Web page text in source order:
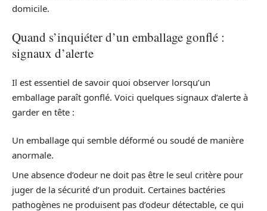
domicile.
Quand s’inquiéter d’un emballage gonflé :
signaux d’alerte
Il est essentiel de savoir quoi observer lorsqu’un
emballage paraît gonflé. Voici quelques signaux d’alerte à
garder en tête :
Un emballage qui semble déformé ou soudé de manière
anormale.
Une absence d’odeur ne doit pas être le seul critère pour
juger de la sécurité d’un produit. Certaines bactéries
pathogènes ne produisent pas d’odeur détectable, ce qui